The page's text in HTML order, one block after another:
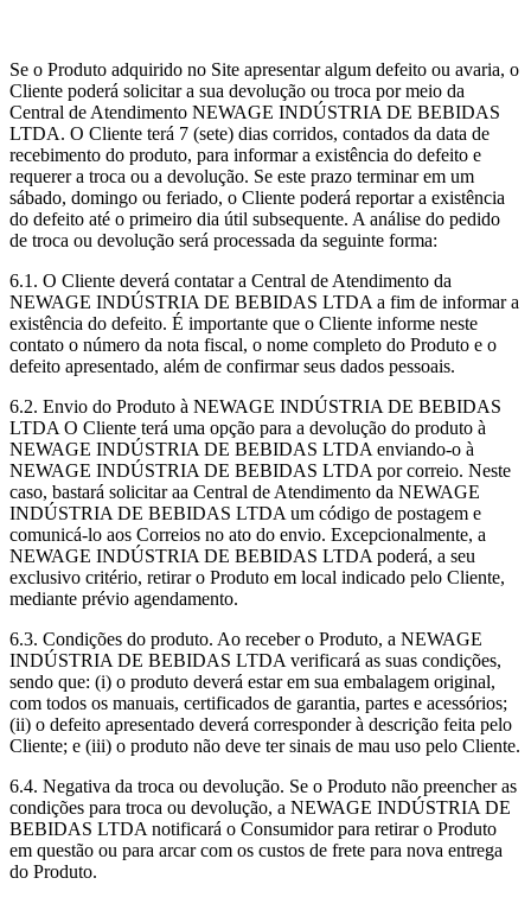
Se o Produto adquirido no Site apresentar algum defeito ou avaria, o
Cliente poderá solicitar a sua devolução ou troca por meio da
Central de Atendimento NEWAGE INDÚSTRIA DE BEBIDAS
LTDA. O Cliente terá 7 (sete) dias corridos, contados da data de
recebimento do produto, para informar a existência do defeito e
requerer a troca ou a devolução. Se este prazo terminar em um
sábado, domingo ou feriado, o Cliente poderá reportar a existência
do defeito até o primeiro dia útil subsequente. A análise do pedido
de troca ou devolução será processada da seguinte forma:
6.1. O Cliente deverá contatar a Central de Atendimento da
NEWAGE INDÚSTRIA DE BEBIDAS LTDA a fim de informar a
existência do defeito. É importante que o Cliente informe neste
contato o número da nota fiscal, o nome completo do Produto e o
defeito apresentado, além de confirmar seus dados pessoais.
6.2. Envio do Produto à NEWAGE INDÚSTRIA DE BEBIDAS
LTDA O Cliente terá uma opção para a devolução do produto à
NEWAGE INDÚSTRIA DE BEBIDAS LTDA enviando-o à
NEWAGE INDÚSTRIA DE BEBIDAS LTDA por correio. Neste
caso, bastará solicitar aa Central de Atendimento da NEWAGE
INDÚSTRIA DE BEBIDAS LTDA um código de postagem e
comunicá-lo aos Correios no ato do envio. Excepcionalmente, a
NEWAGE INDÚSTRIA DE BEBIDAS LTDA poderá, a seu
exclusivo critério, retirar o Produto em local indicado pelo Cliente,
mediante prévio agendamento.
6.3. Condições do produto. Ao receber o Produto, a NEWAGE
INDÚSTRIA DE BEBIDAS LTDA verificará as suas condições,
sendo que: (i) o produto deverá estar em sua embalagem original,
com todos os manuais, certificados de garantia, partes e acessórios;
(ii) o defeito apresentado deverá corresponder à descrição feita pelo
Cliente; e (iii) o produto não deve ter sinais de mau uso pelo Cliente.
6.4. Negativa da troca ou devolução. Se o Produto não preencher as
condições para troca ou devolução, a NEWAGE INDÚSTRIA DE
BEBIDAS LTDA notificará o Consumidor para retirar o Produto
em questão ou para arcar com os custos de frete para nova entrega
do Produto.